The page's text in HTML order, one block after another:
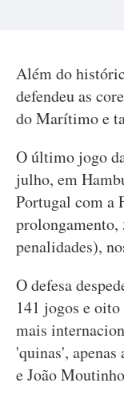
Além do
defendeu as
do Marítimo e
O último jogo
julho, em
Portugal com a
prolongamento,
penalidades),
O defesa
141 jogos e
mais
'quinas',
e João